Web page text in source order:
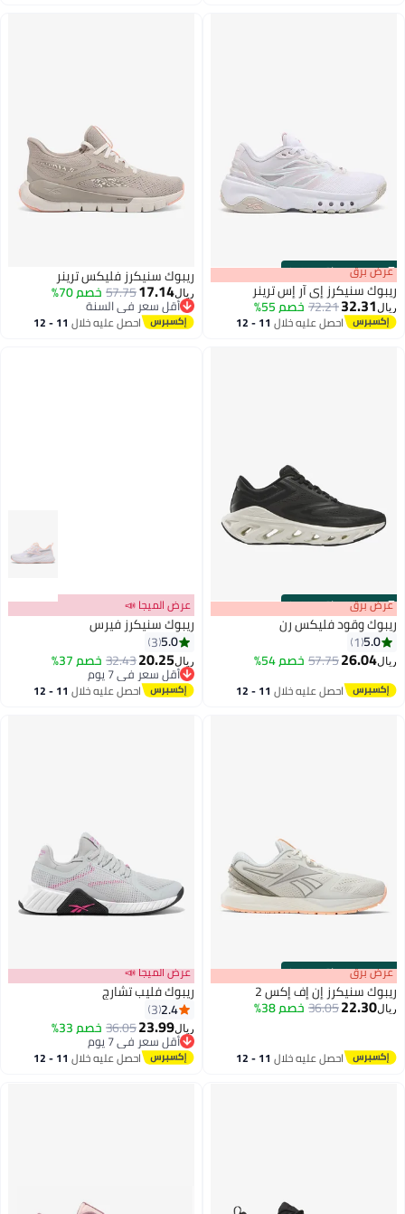
00m:00s
·باقي 100% عرض برق
ريبوك سنيكرز إي آر إس ترينر
ريال 32.31
72.21خصم 55%
احصل عليه خلال 11 - 12
ريبوك سنيكرز فليكس ترينر
ريال17.14
57.75خصم 70%
أقل سعر في السنة
أقل سعر في السنة
احصل عليه خلال 11 - 12
00m:00s
·باقي 100% عرض برق
ريبوك وقود فليكس رن
5.0
1
ريال26.04
57.75خصم 54%
احصل عليه خلال 11 - 12
اغسطس
عرض الميجا 📣
ريبوك سنيكرز فيرس
5.0
3
ريال20.25
32.43خصم 37%
أقل سعر في 7 يوم
أقل سعر في 7 يوماحصل عليه خلال 11 - 12
اغسطس
00m:00s
·باقي 100% عرض برق
ريبوك سنيكرز إن إف إكس 2
ريال22.30
36.05خصم 38%
احصل عليه خلال 11 - 12
عرض الميجا 📣
ريبوك فليب تشارج
2.4
3
ريال23.99
36.05خصم 33%
أقل سعر في 7 يوم
أقل سعر في 7 يوماحصل عليه خلال 11 - 12